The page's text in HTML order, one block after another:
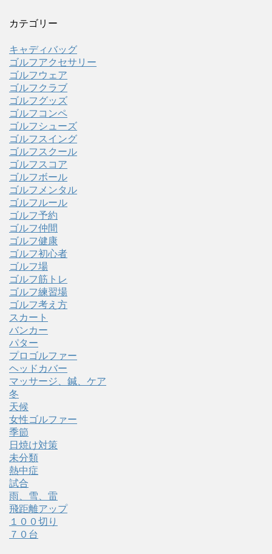
カテゴリー
キャディバッグ
ゴルフアクセサリー
ゴルフウェア
ゴルフクラブ
ゴルフグッズ
ゴルフコンペ
ゴルフシューズ
ゴルフスイング
ゴルフスクール
ゴルフスコア
ゴルフボール
ゴルフメンタル
ゴルフルール
ゴルフ予約
ゴルフ仲間
ゴルフ健康
ゴルフ初心者
ゴルフ場
ゴルフ筋トレ
ゴルフ練習場
ゴルフ考え方
スカート
バンカー
パター
プロゴルファー
ヘッドカバー
マッサージ、鍼、ケア
冬
天候
女性ゴルファー
季節
日焼け対策
未分類
熱中症
試合
雨、雪、雷
飛距離アップ
１００切り
７０台